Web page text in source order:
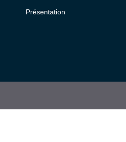
Présentation